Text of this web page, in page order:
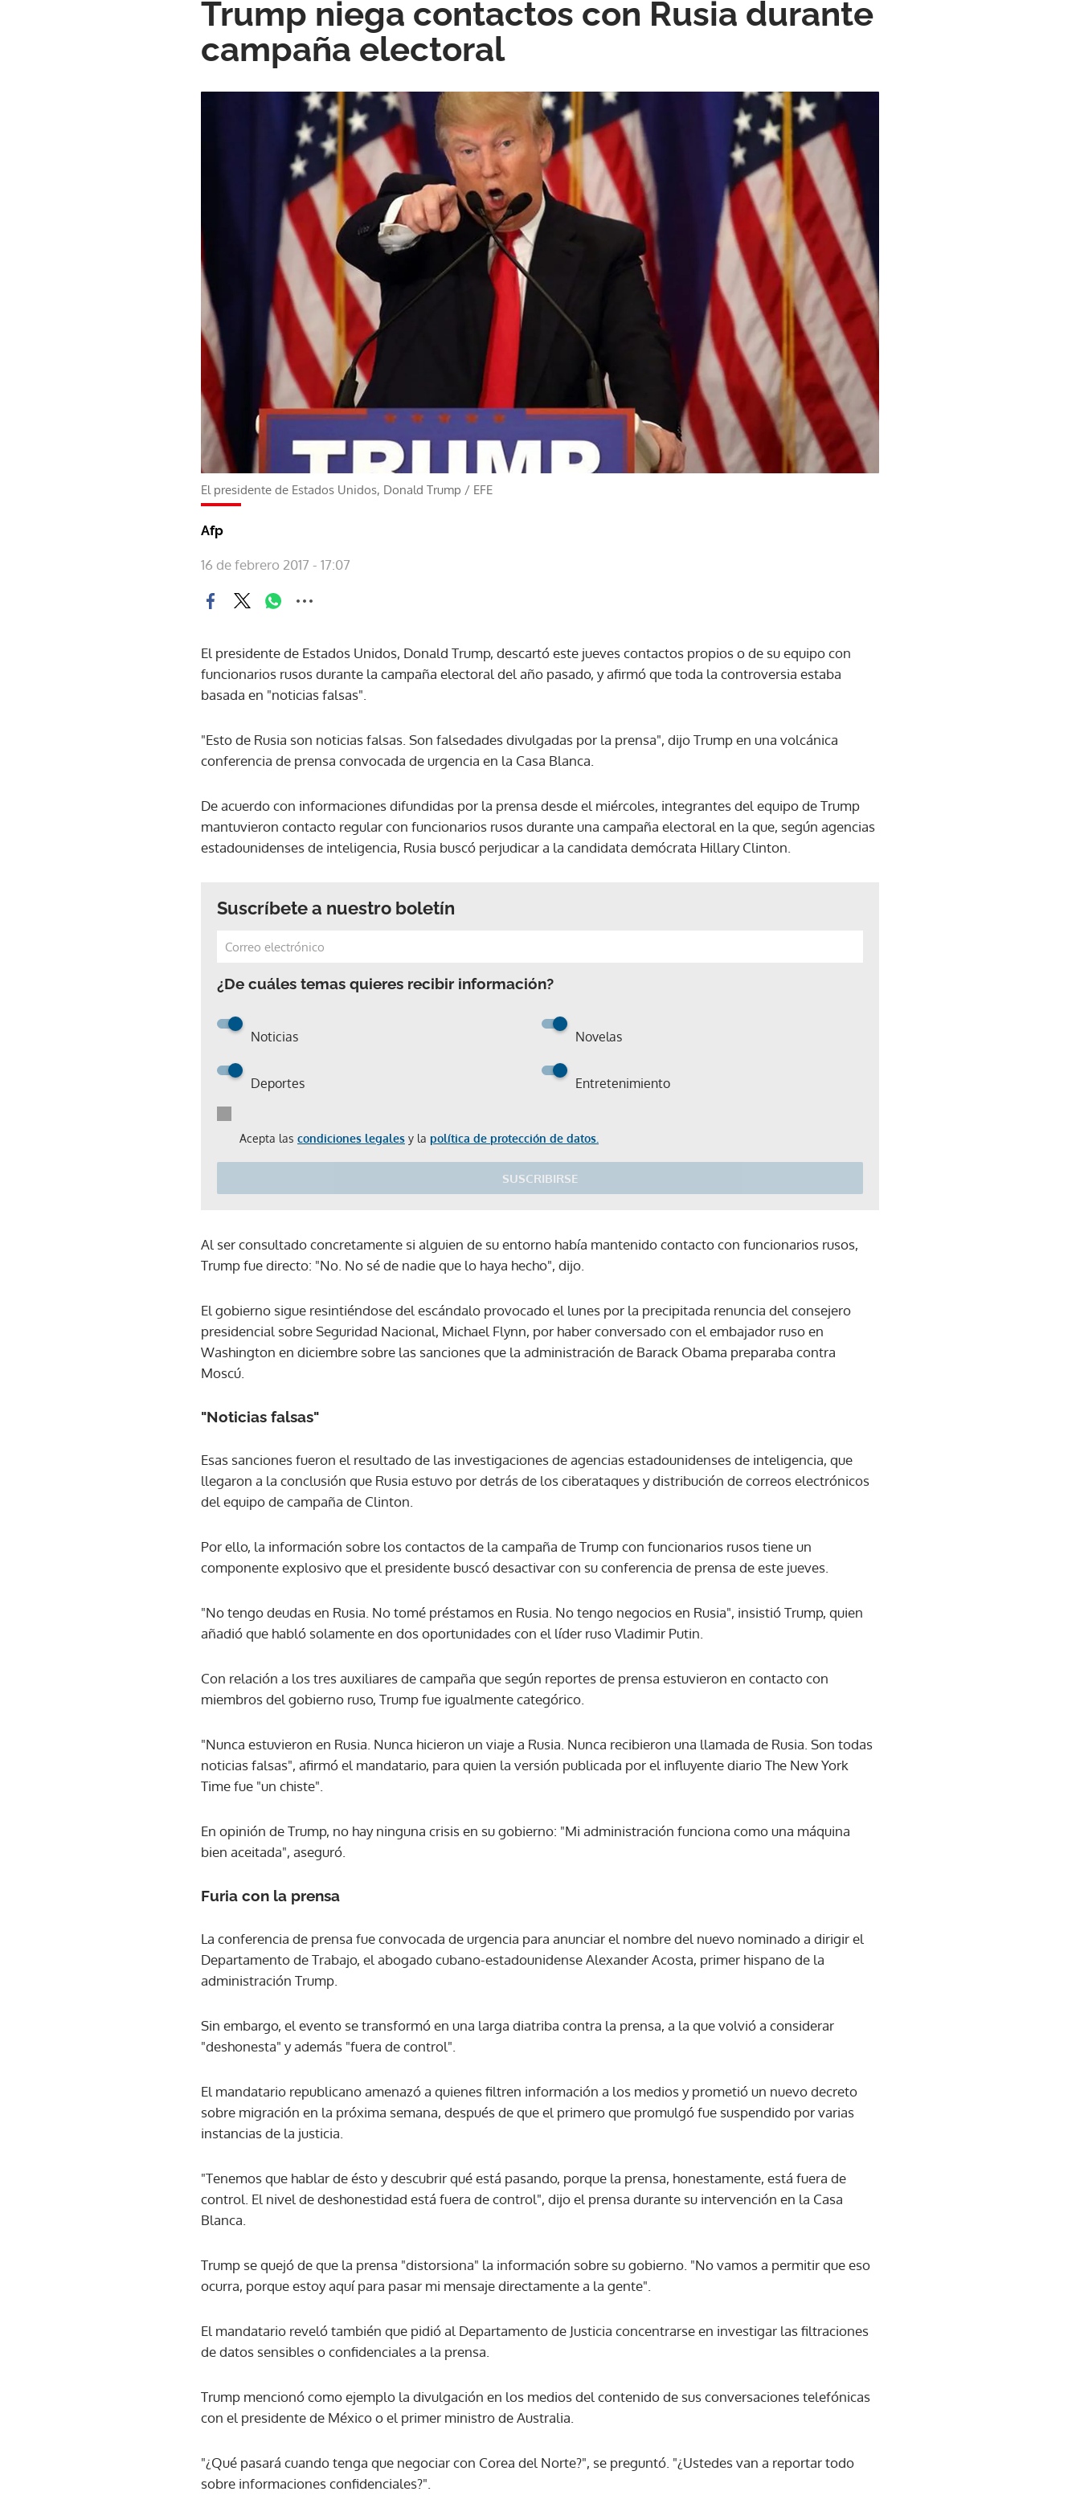
Trump niega contactos con Rusia durante
campaña electoral
El presidente de Estados Unidos, Donald Trump / EFE
Afp
16 de febrero 2017 - 17:07
El presidente de Estados Unidos, Donald Trump, descartó este jueves contactos propios o de su equipo con
funcionarios rusos durante la campaña electoral del año pasado, y afirmó que toda la controversia estaba
basada en "noticias falsas".
"Esto de Rusia son noticias falsas. Son falsedades divulgadas por la prensa", dijo Trump en una volcánica
conferencia de prensa convocada de urgencia en la Casa Blanca.
De acuerdo con informaciones difundidas por la prensa desde el miércoles, integrantes del equipo de Trump
mantuvieron contacto regular con funcionarios rusos durante una campaña electoral en la que, según agencias
estadounidenses de inteligencia, Rusia buscó perjudicar a la candidata demócrata Hillary Clinton.
Suscríbete a nuestro boletín
¿De cuáles temas quieres recibir información?
Noticias Novelas
Deportes Entretenimiento
Acepta las condiciones legales y la política de protección de datos.
SUSCRIBIRSE
ACEPTAR
Al ser consultado concretamente si alguien de su entorno había mantenido contacto con funcionarios rusos,
Trump fue directo: "No. No sé de nadie que lo haya hecho", dijo.
El gobierno sigue resintiéndose del escándalo provocado el lunes por la precipitada renuncia del consejero
presidencial sobre Seguridad Nacional, Michael Flynn, por haber conversado con el embajador ruso en
Washington en diciembre sobre las sanciones que la administración de Barack Obama preparaba contra
Moscú.
"Noticias falsas"
Esas sanciones fueron el resultado de las investigaciones de agencias estadounidenses de inteligencia, que
llegaron a la conclusión que Rusia estuvo por detrás de los ciberataques y distribución de correos electrónicos
del equipo de campaña de Clinton.
Por ello, la información sobre los contactos de la campaña de Trump con funcionarios rusos tiene un
componente explosivo que el presidente buscó desactivar con su conferencia de prensa de este jueves.
"No tengo deudas en Rusia. No tomé préstamos en Rusia. No tengo negocios en Rusia", insistió Trump, quien
añadió que habló solamente en dos oportunidades con el líder ruso Vladimir Putin.
Con relación a los tres auxiliares de campaña que según reportes de prensa estuvieron en contacto con
miembros del gobierno ruso, Trump fue igualmente categórico.
"Nunca estuvieron en Rusia. Nunca hicieron un viaje a Rusia. Nunca recibieron una llamada de Rusia. Son todas
noticias falsas", afirmó el mandatario, para quien la versión publicada por el influyente diario The New York
Time fue "un chiste".
En opinión de Trump, no hay ninguna crisis en su gobierno: "Mi administración funciona como una máquina
bien aceitada", aseguró.
Furia con la prensa
La conferencia de prensa fue convocada de urgencia para anunciar el nombre del nuevo nominado a dirigir el
Departamento de Trabajo, el abogado cubano-estadounidense Alexander Acosta, primer hispano de la
administración Trump.
Sin embargo, el evento se transformó en una larga diatriba contra la prensa, a la que volvió a considerar
"deshonesta" y además "fuera de control".
El mandatario republicano amenazó a quienes filtren información a los medios y prometió un nuevo decreto
sobre migración en la próxima semana, después de que el primero que promulgó fue suspendido por varias
instancias de la justicia.
"Tenemos que hablar de ésto y descubrir qué está pasando, porque la prensa, honestamente, está fuera de
control. El nivel de deshonestidad está fuera de control", dijo el prensa durante su intervención en la Casa
Blanca.
Trump se quejó de que la prensa "distorsiona" la información sobre su gobierno. "No vamos a permitir que eso
ocurra, porque estoy aquí para pasar mi mensaje directamente a la gente".
El mandatario reveló también que pidió al Departamento de Justicia concentrarse en investigar las filtraciones
de datos sensibles o confidenciales a la prensa.
Trump mencionó como ejemplo la divulgación en los medios del contenido de sus conversaciones telefónicas
con el presidente de México o el primer ministro de Australia.
"¿Qué pasará cuando tenga que negociar con Corea del Norte?", se preguntó. "¿Ustedes van a reportar todo
sobre informaciones confidenciales?".